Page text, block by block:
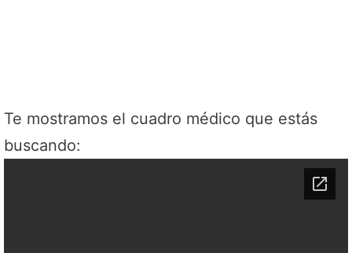
Te mostramos el cuadro médico que estás
buscando: